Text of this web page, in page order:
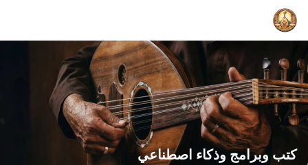
كتب وبرامج وذكاء اصطناعي